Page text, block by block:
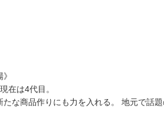
在は4代目。
な商品作りにも力を入れる。 地元で話題